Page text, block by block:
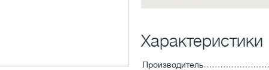
Характеристики
Производитель